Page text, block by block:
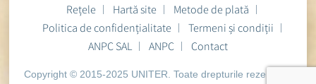
Rețele
Hartă site
Metode de plată
Politica de confidențialitate
Termeni și condiții
ANPC SAL
ANPC Contact
Copyright © 2015-2025 UNITER. Toate drepturile rezervate.